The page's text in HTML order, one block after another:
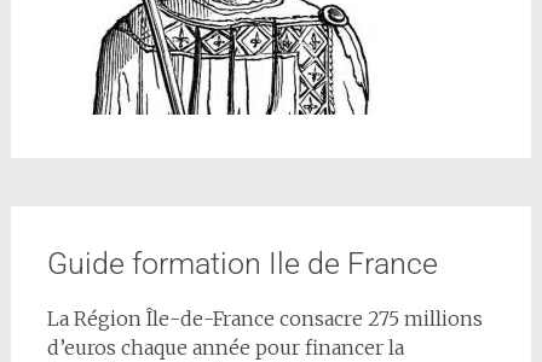
Guide formation Ile de France
La Région Île-de-France consacre 275 millions
d’euros chaque année pour financer la